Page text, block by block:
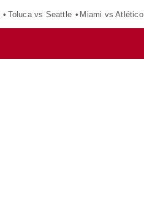
Toluca vs Seattle Miami vs Atlético